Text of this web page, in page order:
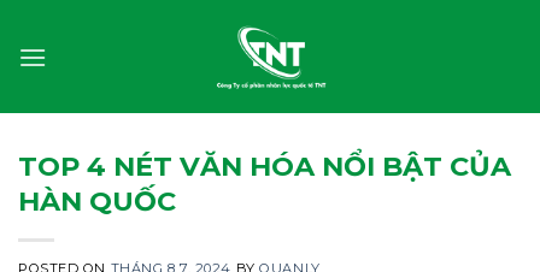
content
TOP 4 NÉT VĂN HÓA NỔI BẬT CỦA
HÀN QUỐC
POSTED ON THÁNG 8 7, 2024 BYQUANLY